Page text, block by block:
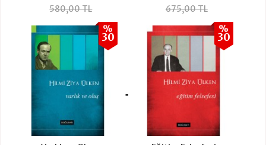
580,00 TL 675,00 TL
%
30
+
%
30